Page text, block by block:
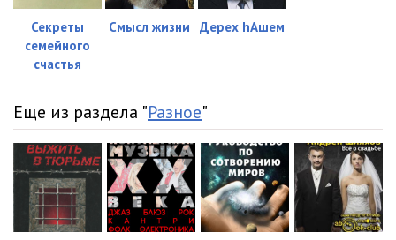
Секреты
семейного
счастья
Смысл жизни Дерех hАшем
Еще из раздела "Разное"